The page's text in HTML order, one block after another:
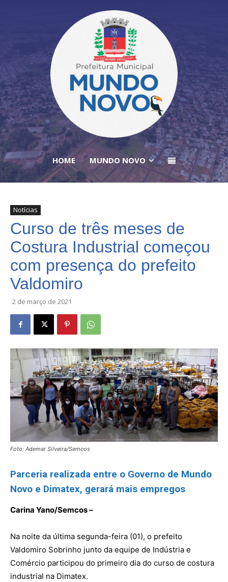
HOME MUNDO NOVO
Notícias
Curso de três meses de
Costura Industrial começou
com presença do prefeito
Valdomiro
2 de março de 2021
Foto: Ademar Silveira/Semcos
Parceria realizada entre o Governo de Mundo
Novo e Dimatex, gerará mais empregos
Carina Yano/Semcos –
Na noite da última segunda-feira (01), o prefeito
Valdomiro Sobrinho junto da equipe de Indústria e
Comércio participou do primeiro dia do curso de costura
industrial na Dimatex.